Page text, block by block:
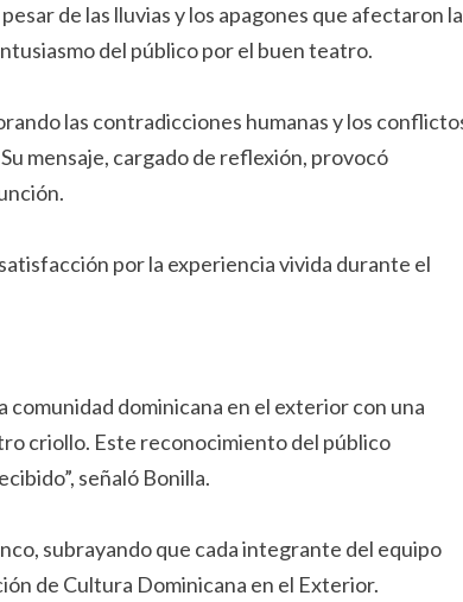
de las lluvias y los apagones que afectaron la
del público por el buen teatro.
las contradicciones humanas y los
mensaje, cargado de reflexión, provocó
por la experiencia vivida durante el
dominicana en el exterior con una
criollo. Este reconocimiento del público
señaló Bonilla.
subrayando que cada integrante del equipo
de Cultura Dominicana en el Exterior.